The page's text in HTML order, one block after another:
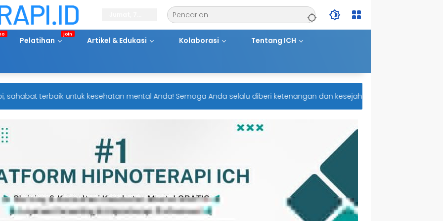
Pelatihan Artikel & Edukasi Kolaborasi Tentang ICH
terbaik untuk kesehatan mental Anda! Semoga Anda selalu diberi ketenangan dan kesejahteraan. Aamiin.